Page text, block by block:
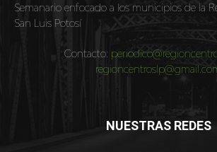
Semanario enfocado a los municipios de la
San Luis Potosí
Contacto:
NUESTRAS REDES